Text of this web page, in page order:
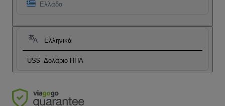
Ελλάδα
Ελληνικά
US$ Δολάριο ΗΠΑ